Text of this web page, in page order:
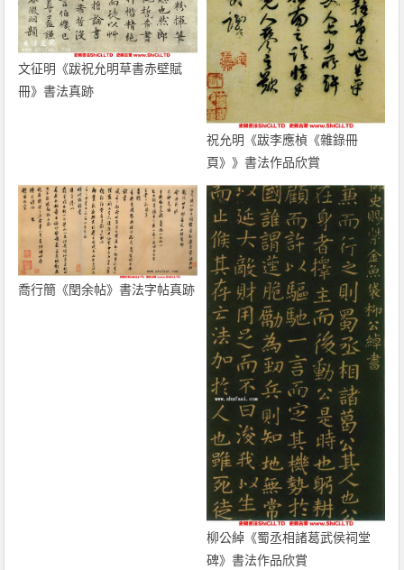
文征明《跋祝允明草書赤壁賦
冊》書法真跡
祝允明《跋李應楨《雜錄冊
頁》》書法作品欣賞
喬行簡《閏余帖》書法字帖真跡
柳公綽《蜀丞相諸葛武侯祠堂
碑》書法作品欣賞